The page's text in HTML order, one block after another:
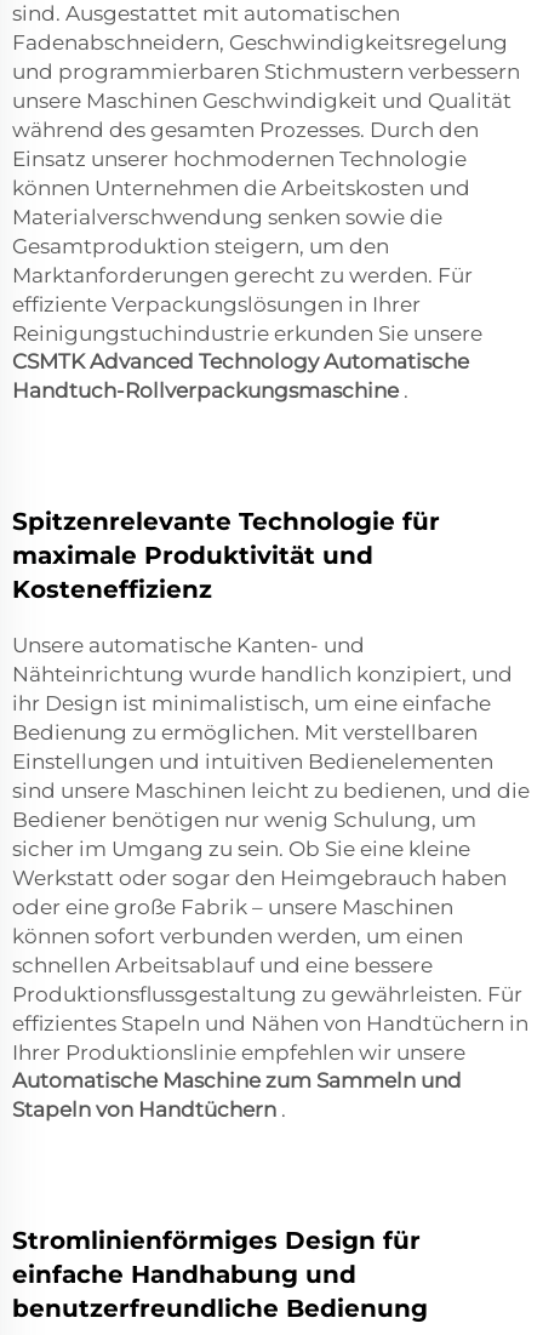
sind. Ausgestattet mit automatischen
Fadenabschneidern, Geschwindigkeitsregelung
und programmierbaren Stichmustern verbessern
unsere Maschinen Geschwindigkeit und Qualität
während des gesamten Prozesses. Durch den
Einsatz unserer hochmodernen Technologie
können Unternehmen die Arbeitskosten und
Materialverschwendung senken sowie die
Gesamtproduktion steigern, um den
Marktanforderungen gerecht zu werden. Für
effiziente Verpackungslösungen in Ihrer
Reinigungstuchindustrie erkunden Sie unsere
CSMTK Advanced Technology Automatische
Handtuch-Rollverpackungsmaschine .
Spitzenrelevante Technologie für
maximale Produktivität und
Kosteneffizienz
Unsere automatische Kanten- und
Nähteinrichtung wurde handlich konzipiert, und
ihr Design ist minimalistisch, um eine einfache
Bedienung zu ermöglichen. Mit verstellbaren
Einstellungen und intuitiven Bedienelementen
sind unsere Maschinen leicht zu bedienen, und die
Bediener benötigen nur wenig Schulung, um
sicher im Umgang zu sein. Ob Sie eine kleine
Werkstatt oder sogar den Heimgebrauch haben
oder eine große Fabrik – unsere Maschinen
können sofort verbunden werden, um einen
schnellen Arbeitsablauf und eine bessere
Produktionsflussgestaltung zu gewährleisten. Für
effizientes Stapeln und Nähen von Handtüchern in
Ihrer Produktionslinie empfehlen wir unsere
Automatische Maschine zum Sammeln und
Stapeln von Handtüchern .
Stromlinienförmiges Design für
einfache Handhabung und
benutzerfreundliche Bedienung